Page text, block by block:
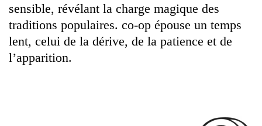
sensible, révélant la charge magique des
traditions populaires. co-op épouse un temps
lent, celui de la dérive, de la patience et de
l’apparition.